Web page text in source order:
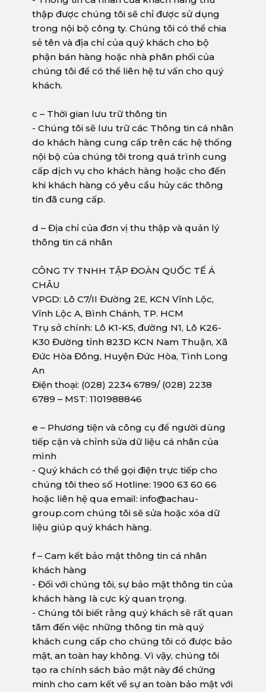
thập được chúng tôi sẽ chỉ được sử dụng
trong nội bộ công ty. Chúng tôi có thể chia
sẻ tên và địa chỉ của quý khách cho bộ
phận bán hàng hoặc nhà phân phối của
chúng tôi để có thể liên hệ tư vấn cho quý
khách.
c – Thời gian lưu trữ thông tin
- Chúng tôi sẽ lưu trữ các Thông tin cá nhân
do khách hàng cung cấp trên các hệ thống
nội bộ của chúng tôi trong quá trình cung
cấp dịch vụ cho khách hàng hoặc cho đến
khi khách hàng có yêu cầu hủy các thông
tin đã cung cấp.
d – Địa chỉ của đơn vị thu thập và quản lý
thông tin cá nhân
CÔNG TY TNHH TẬP ĐOÀN QUỐC TẾ Á
CHÂU
VPGD: Lô C7/II Đường 2E, KCN Vĩnh Lộc,
Vĩnh Lộc A, Bình Chánh, TP. HCM
Trụ sở chính: Lô K1-K5, đường N1, Lô K26-
K30 Đường tỉnh 823D KCN Nam Thuận, Xã
Đức Hòa Đông, Huyện Đức Hòa, Tình Long
An
Điện thoại: (028) 2234 6789/ (028) 2238
6789 – MST: 1101988846
e – Phương tiện và công cụ để người dùng
tiếp cận và chỉnh sửa dữ liệu cá nhân của
mình
- Quý khách có thể gọi điện trực tiếp cho
chúng tôi theo số Hotline: 1900 63 60 66
hoặc liên hệ qua email: info@achau-
group.com chúng tôi sẽ sửa hoặc xóa dữ
liệu giúp quý khách hàng.
f – Cam kết bảo mật thông tin cá nhân
khách hàng
- Đối với chúng tôi, sự bảo mật thông tin của
khách hàng là cực kỳ quan trọng.
- Chúng tôi biết rằng quý khách sẽ rất quan
tâm đến việc những thông tin mà quý
khách cung cấp cho chúng tôi có được bảo
mật, an toàn hay không. Vì vậy, chúng tôi
tạo ra chính sách bảo mật này để chứng
minh cho cam kết về sự an toàn bảo mật với